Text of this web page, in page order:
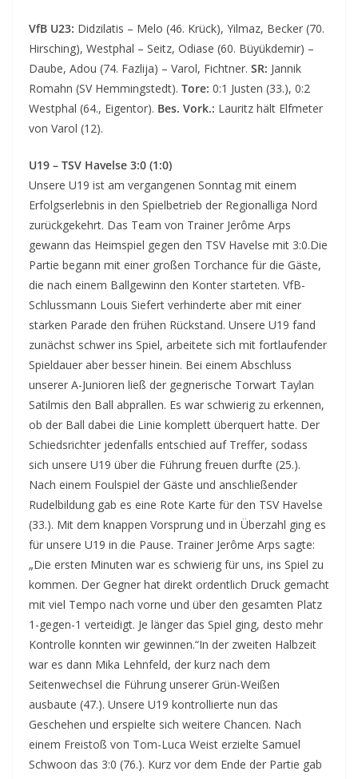
VfB U23: Didzilatis – Melo (46. Krück), Yilmaz, Becker (70.
Hirsching), Westphal – Seitz, Odiase (60. Büyükdemir) –
Daube, Adou (74. Fazlija) – Varol, Fichtner. SR: Jannik
Romahn (SV Hemmingstedt). Tore: 0:1 Justen (33.), 0:2
Westphal (64., Eigentor). Bes. Vork.: Lauritz hält Elfmeter
von Varol (12).
U19 – TSV Havelse 3:0 (1:0)
Unsere U19 ist am vergangenen Sonntag mit einem
Erfolgserlebnis in den Spielbetrieb der Regionalliga Nord
zurückgekehrt. Das Team von Trainer Jerôme Arps
gewann das Heimspiel gegen den TSV Havelse mit 3:0.Die
Partie begann mit einer großen Torchance für die Gäste,
die nach einem Ballgewinn den Konter starteten. VfB-
Schlussmann Louis Siefert verhinderte aber mit einer
starken Parade den frühen Rückstand. Unsere U19 fand
zunächst schwer ins Spiel, arbeitete sich mit fortlaufender
Spieldauer aber besser hinein. Bei einem Abschluss
unserer A-Junioren ließ der gegnerische Torwart Taylan
Satilmis den Ball abprallen. Es war schwierig zu erkennen,
ob der Ball dabei die Linie komplett überquert hatte. Der
Schiedsrichter jedenfalls entschied auf Treffer, sodass
sich unsere U19 über die Führung freuen durfte (25.).
Nach einem Foulspiel der Gäste und anschließender
Rudelbildung gab es eine Rote Karte für den TSV Havelse
(33.). Mit dem knappen Vorsprung und in Überzahl ging es
für unsere U19 in die Pause. Trainer Jerôme Arps sagte:
„Die ersten Minuten war es schwierig für uns, ins Spiel zu
kommen. Der Gegner hat direkt ordentlich Druck gemacht
mit viel Tempo nach vorne und über den gesamten Platz
1-gegen-1 verteidigt. Je länger das Spiel ging, desto mehr
Kontrolle konnten wir gewinnen.“In der zweiten Halbzeit
war es dann Mika Lehnfeld, der kurz nach dem
Seitenwechsel die Führung unserer Grün-Weißen
ausbaute (47.). Unsere U19 kontrollierte nun das
Geschehen und erspielte sich weitere Chancen. Nach
einem Freistoß von Tom-Luca Weist erzielte Samuel
Schwoon das 3:0 (76.). Kurz vor dem Ende der Partie gab